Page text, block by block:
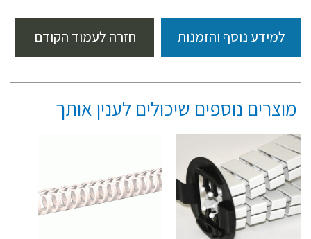
למידע נוסף והזמנות חזרה לעמוד הקודם
מוצרים נוספים שיכולים לענין אותך